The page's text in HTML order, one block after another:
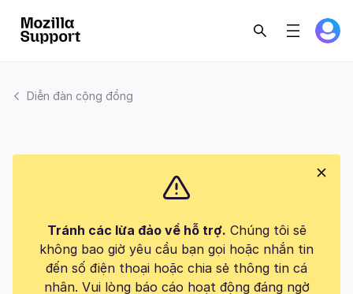
Diễn đàn cộng đồng
Tránh các lừa đảo về hỗ trợ. Chúng tôi sẽ
không bao giờ yêu cầu bạn gọi hoặc nhắn tin
đến số điện thoại hoặc chia sẻ thông tin cá
nhân. Vui lòng báo cáo hoạt động đáng ngờ